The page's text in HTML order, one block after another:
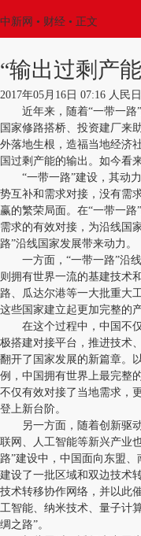
中新网 • 财经 • 正文
“输出过剩产
2017年05月16日 07:16 人民
近年来，随着“一带一路”
国家修路搭桥、投资建厂来
外落地生根，造福当地经济
国过剩产能的输出。如今看
“一带一路”建设，其动力
势互补和需求对接，没有需
赢的繁荣局面。在“一带一
需求的有效对接，为沿线国
路”沿线国家发展带来动力。
一方面，“一带一路”沿线
则拥有世界一流的基建技术
路、瓜达尔港等一大批重大
这些国家建立起更加完整的
在这个过程中，中国不仅
极搭建对接平台，推进技术
翻开了国家发展的新篇章。
例，中国拥有世界上最完整
不仅有效对接了当地需求，
登上新台阶。
另一方面，随着创新驱动
联网、人工智能等新兴产业
路”建设中，中国面向东盟
建设了一批区域和双边技术
技术转移协作网络，并以此
工智能、纳米技术、量子计
绸之路”。